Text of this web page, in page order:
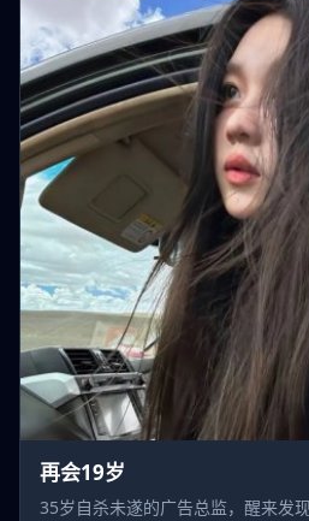
再会19岁
35岁自杀未遂的广告总监，醒来发